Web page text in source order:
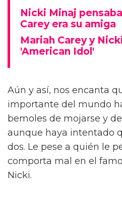
Nicki Minaj
Carey era su amiga
Mariah Carey y
'American Idol'
Aún y así, nos encanta
importante del mundo
bemoles de mojarse y
aunque haya intentado
dos. Le pese a quién le
comporta mal en el
Nicki.